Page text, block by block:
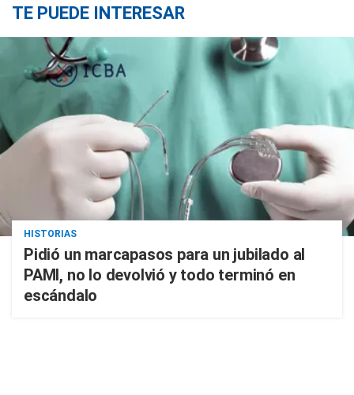
TE PUEDE INTERESAR
HISTORIAS
Pidió un marcapasos para un jubilado al
PAMI, no lo devolvió y todo terminó en
escándalo